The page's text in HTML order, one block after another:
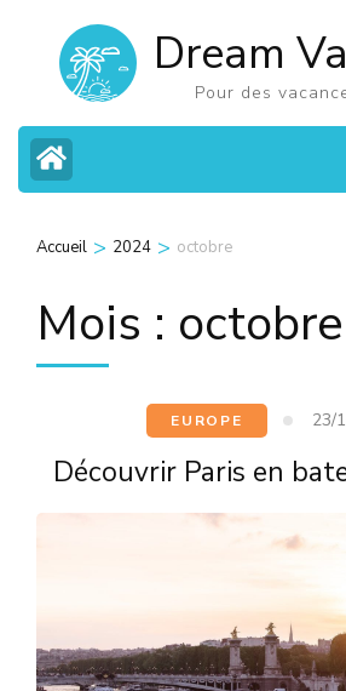
contenu
(Pressez
Entrée)
Dream
Pour des
Accueil > 2024 > octobre
Mois :
EUROPE 23/
Découvrir Paris en